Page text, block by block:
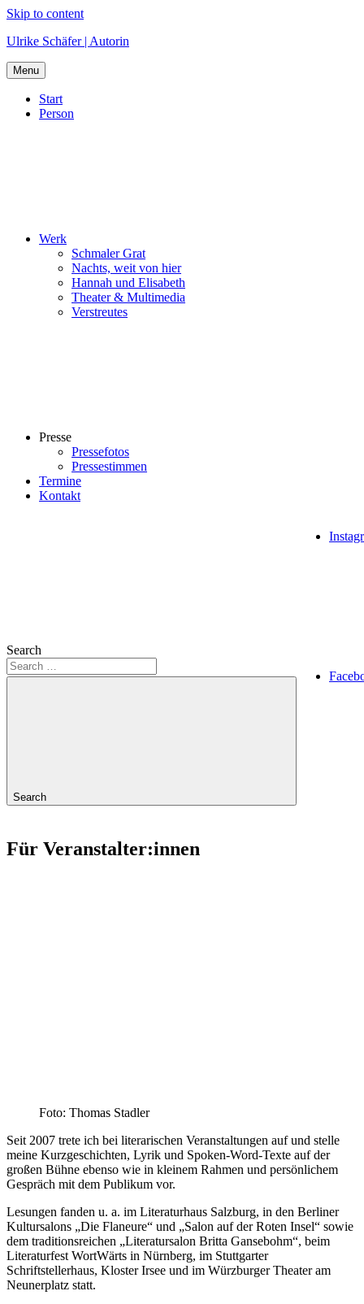
Skip to content
Ulrike Schäfer | Autorin
Menu
Start
Person
Werk
Schmaler Grat
Nachts, weit von hier
Hannah und Elisabeth
Theater & Multimedia
Verstreutes
Presse
Pressefotos
Pressestimmen
Termine
Kontakt
Search
Search
Für Veranstalter:innen
Foto: Thomas Stadler
Seit 2007 trete ich bei literarischen Veranstaltungen auf und stelle
meine Kurzgeschichten, Lyrik und Spoken-Word-Texte auf der
großen Bühne ebenso wie in kleinem Rahmen und persönlichem
Gespräch mit dem Publikum vor.
Lesungen fanden u. a. im Literaturhaus Salzburg, in den Berliner
Kultursalons „Die Flaneure“ und „Salon auf der Roten Insel“ sowie
dem traditionsreichen „Literatursalon Britta Gansebohm“, beim
Literaturfest WortWärts in Nürnberg, im Stuttgarter
Schriftstellerhaus, Kloster Irsee und im Würzburger Theater am
Neunerplatz statt.